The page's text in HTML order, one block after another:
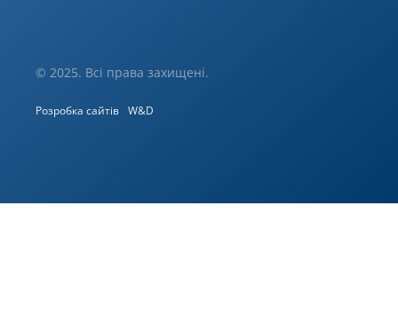
© 2025. Всі права захищені.
Розробка сайтів W&D